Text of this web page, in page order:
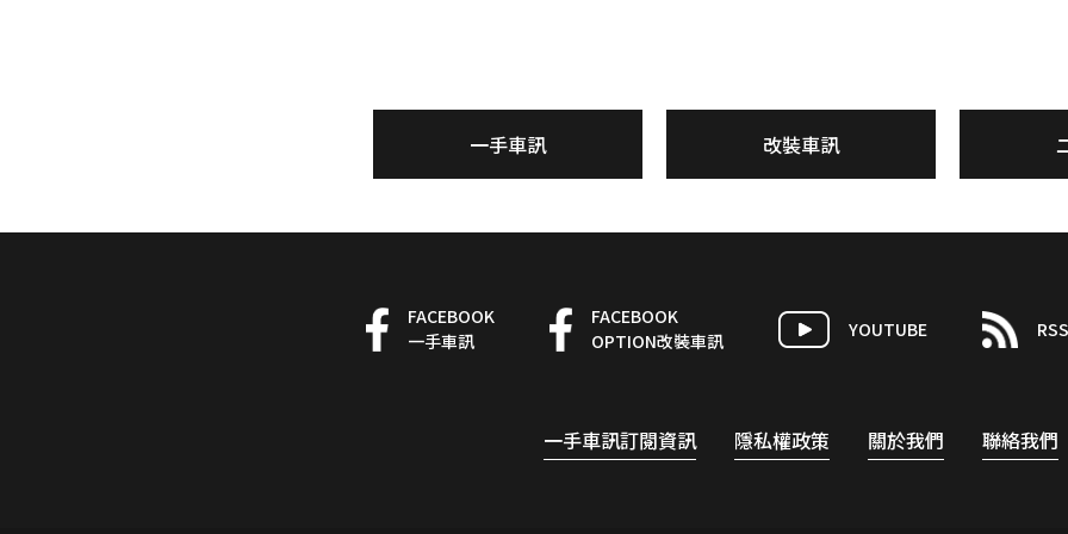
一手車訊 改裝車訊
FACEBOOK
一手車訊
FACEBOOK
OPTION改裝車訊
YOUTUBE RSS
一手車訊訂閱資訊 隱私權政策 關於我們 聯絡我們